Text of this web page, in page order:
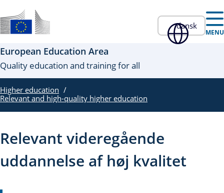
Officielt EU-website dansk
MENU
European Education Area
Quality education and training for all
Higher education
Relevant and high-quality higher education
Relevant videregående
uddannelse af høj kvalitet